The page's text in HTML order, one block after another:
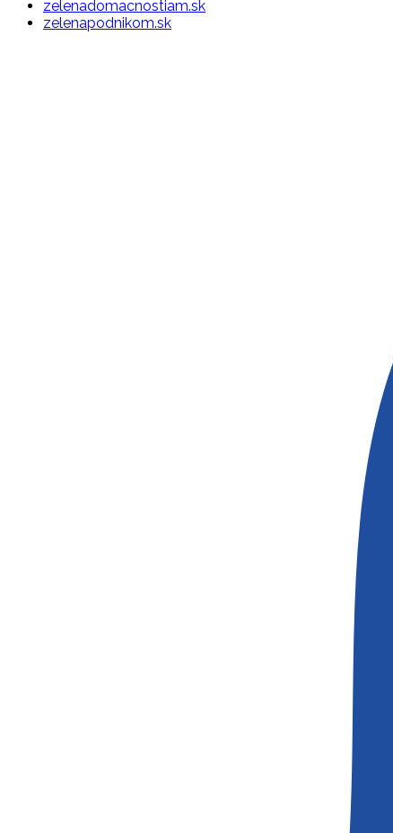
zelenadomacnostiam.sk
zelenapodnikom.sk